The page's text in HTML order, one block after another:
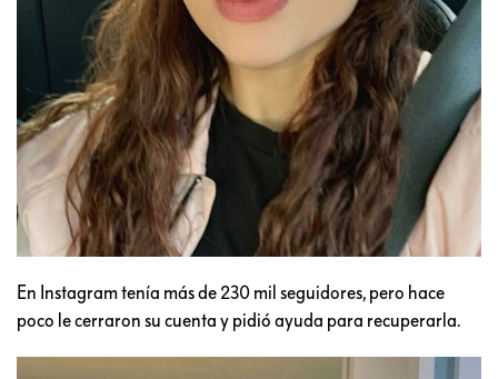
En Instagram tenía más de 230 mil seguidores, pero hace
poco le cerraron su cuenta y pidió ayuda para recuperarla.